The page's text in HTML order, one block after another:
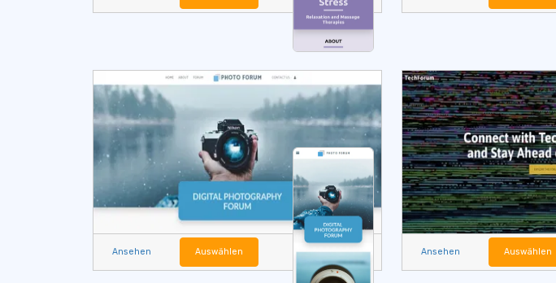
Ansehen Auswählen Ansehen Auswählen